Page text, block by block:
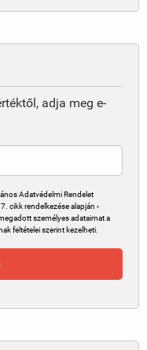
adja meg e-
Adatvédelmi Rendelet
cikk rendelkezése alapján -
személyes adataimat a
feltételei szerint kezelheti.